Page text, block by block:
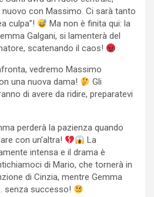
con Massimo. Ci sarà tanto
culpa”!
Ma non è finita qui: la
Galgani, si lamenterà del
scatenando il caos!
vedremo Massimo
una nuova dama!
Gli
di avere da ridire, preparatevi
perderà la pazienza quando
con un’altra!
La
intensa e il drama è
di Mario, che tornerà in
di Cinzia, mentre Gemma
senza successo!